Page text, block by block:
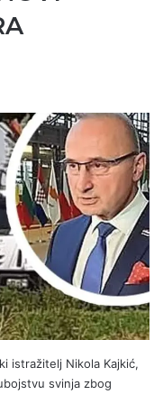
istražitelj Nikola Kajkić,
svinja zbog